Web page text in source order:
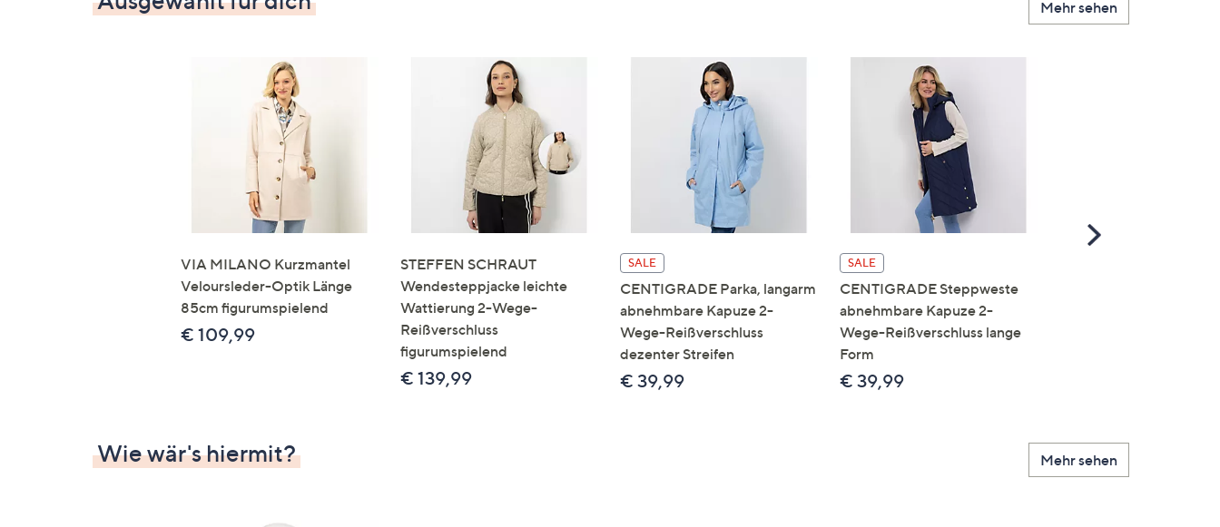
Mehr sehen
VIA MILANO Kurzmantel
Veloursleder-Optik Länge
85cm figurumspielend
€ 109,99
STEFFEN SCHRAUT
Wendesteppjacke leichte
Wattierung 2-Wege-
Reißverschluss
figurumspielend
€ 139,99
SALE
CENTIGRADE Parka, langarm
abnehmbare Kapuze 2-
Wege-Reißverschluss
dezenter Streifen
€ 39,99
SALE
CENTIGRADE Steppweste
abnehmbare Kapuze 2-
Wege-Reißverschluss lange
Form
€ 39,99
Scroll
Right
Wie wär's hiermit? Mehr sehen